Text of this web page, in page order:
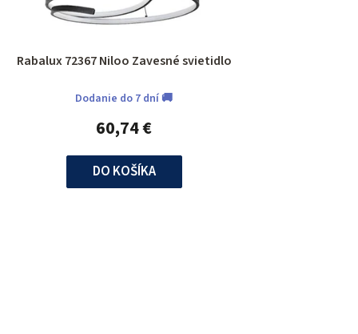
Rabalux 72367 Niloo Zavesné svietidlo
Dodanie do 7 dní 🚚
60,74 €
DO KOŠÍKA